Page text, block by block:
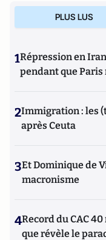
PLUS LUS
1Répression en
pendant que
2Immigration : les
après Ceuta
3Et Dominique de
macronisme
4Record du CAC
que révèle le